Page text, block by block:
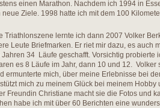
einen Marathon. Nachdem ich 1994 in
neue Ziele. 1998 hatte ich mit dem 100
Triathlonszene lernte ich dann 2007 Volker
Leute Briefmarken. Er riet mir dazu, es auch
34 Läufe geschafft. Vorsichtig probierte
es 8 Läufe im Jahr, dann 10 und 12. Volker
ermunterte mich, über meine Erlebnisse bei
mich zu meinem Glück bei meinem Hobby
Freundin Christiane macht sie die Fotos und
habe ich mit über 60 Berichten eine